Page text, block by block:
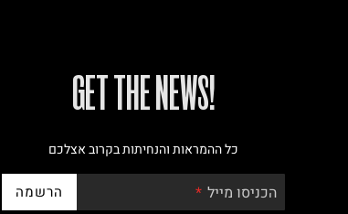
!GET THE NEWS
כל ההמראות והנחיתות בקרוב אצלכם
הכניסו מייל הרשמה